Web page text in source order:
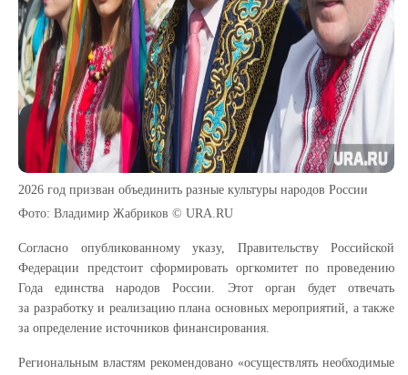
2026 год призван объединить разные культуры народов России
Фото: Владимир Жабриков © URA.RU
Согласно опубликованному указу, Правительству Российской
Федерации предстоит сформировать оргкомитет по проведению
Года единства народов России. Этот орган будет отвечать
за разработку и реализацию плана основных мероприятий, а также
за определение источников финансирования.
Региональным властям рекомендовано «осуществлять необходимые